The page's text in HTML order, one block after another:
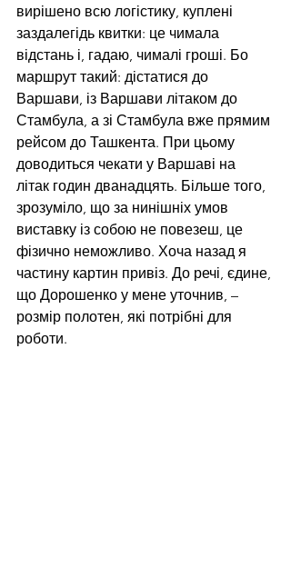
вирішено всю логістику, куплені
заздалегідь квитки: це чимала
відстань і, гадаю, чималі гроші. Бо
маршрут такий: дістатися до
Варшави, із Варшави літаком до
Стамбула, а зі Стамбула вже прямим
рейсом до Ташкента. При цьому
доводиться чекати у Варшаві на
літак годин дванадцять. Більше того,
зрозуміло, що за нинішніх умов
виставку із собою не повезеш, це
фізично неможливо. Хоча назад я
частину картин привіз. До речі, єдине,
що Дорошенко у мене уточнив, –
розмір полотен, які потрібні для
роботи.